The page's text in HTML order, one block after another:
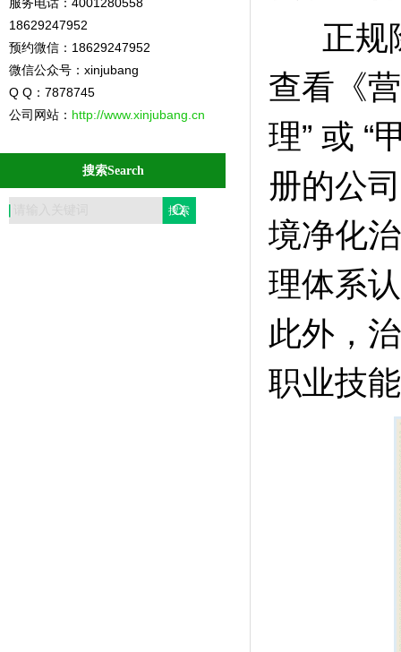
18629247952
预约微信：18629247952
微信公众号：xinjubang
Q Q：7878745
公司网站： http://www.xinjubang.cn
搜索Search
正规除
查看《
理” 或 “
册的公
境净化
理体系
此外，
职业技